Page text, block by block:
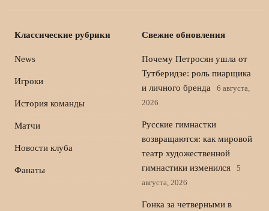
Классические рубрики
News
Игроки
История команды
Матчи
Новости клуба
Фанаты
Свежие обновления
Почему Петросян ушла от
Тутберидзе: роль пиарщика
и личного бренда
6 августа,
2026
Русские гимнастки
возвращаются: как мировой
театр художественной
гимнастики изменился
5
августа, 2026
Гонка за четверными в